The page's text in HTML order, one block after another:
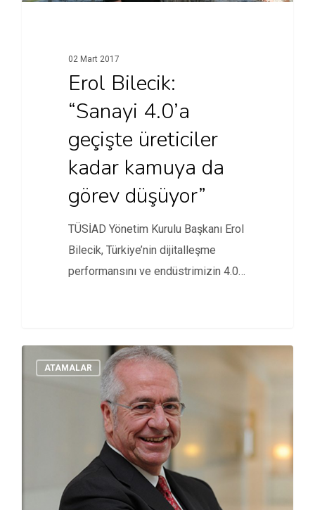
02 Mart 2017
Erol Bilecik:
“Sanayi 4.0’a
geçişte üreticiler
kadar kamuya da
görev düşüyor”
TÜSİAD Yönetim Kurulu Başkanı Erol
Bilecik, Türkiye’nin dijitalleşme
performansını ve endüstrimizin 4.0'a
ATAMALAR